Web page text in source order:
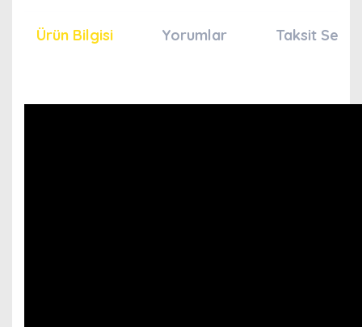
Ürün Bilgisi Yorumlar Taksit